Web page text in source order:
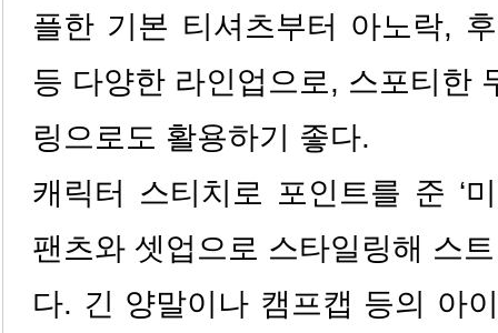
플한 기본 티셔츠부터 아노락,
등 다양한 라인업으로, 스포티한
링으로도 활용하기 좋다.
캐릭터 스티치로 포인트를 준 ‘
팬츠와 셋업으로 스타일링해 스
다. 긴 양말이나 캠프캡 등의 아